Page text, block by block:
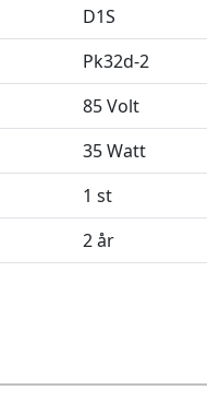
D1S
Pk32d-2
85 Volt
35 Watt
1 st
2 år